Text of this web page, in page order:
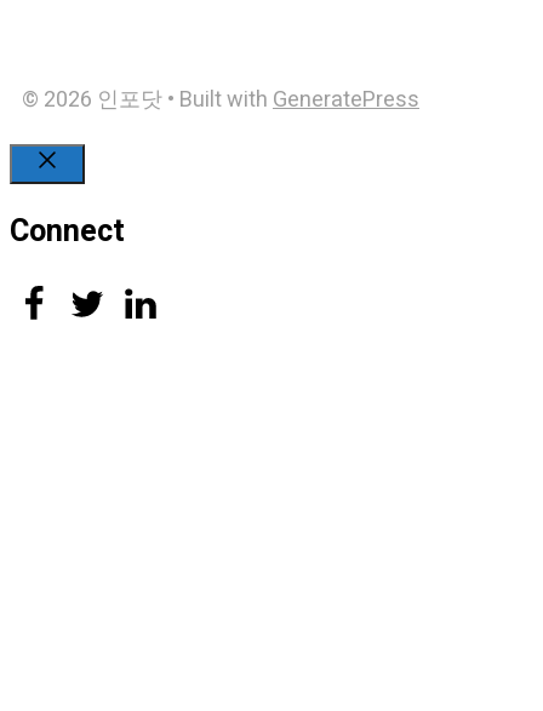
© 2026 인포닷• Built withGeneratePress
Connect